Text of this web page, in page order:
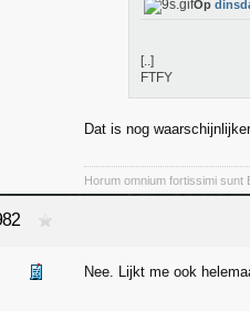
Op
[..]
FTFY
Dat is nog
Horum omnium fortissimi sunt
Nee. Lijkt me ook